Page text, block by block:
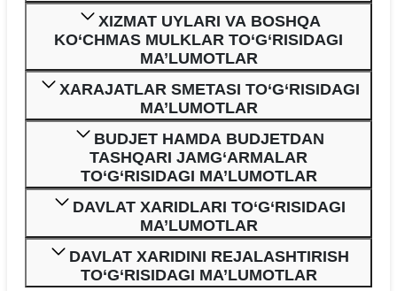
XIZMAT UYLARI VA BOSHQA
KO‘CHMAS MULKLAR TO‘G‘RISIDAGI
MA’LUMOTLAR
XARAJATLAR SMETASI TO‘G‘RISIDAGI
MA’LUMOTLAR
BUDJET HAMDA BUDJETDAN
TASHQARI JAMG‘ARMALAR
TO‘G‘RISIDAGI MA’LUMOTLAR
DAVLAT XARIDLARI TO‘G‘RISIDAGI
MA’LUMOTLAR
DAVLAT XARIDINI REJALASHTIRISH
TO‘G‘RISIDAGI MA’LUMOTLAR